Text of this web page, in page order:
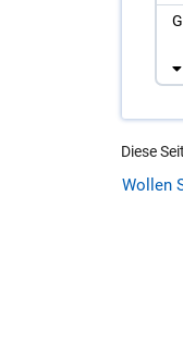
Diese
Wollen